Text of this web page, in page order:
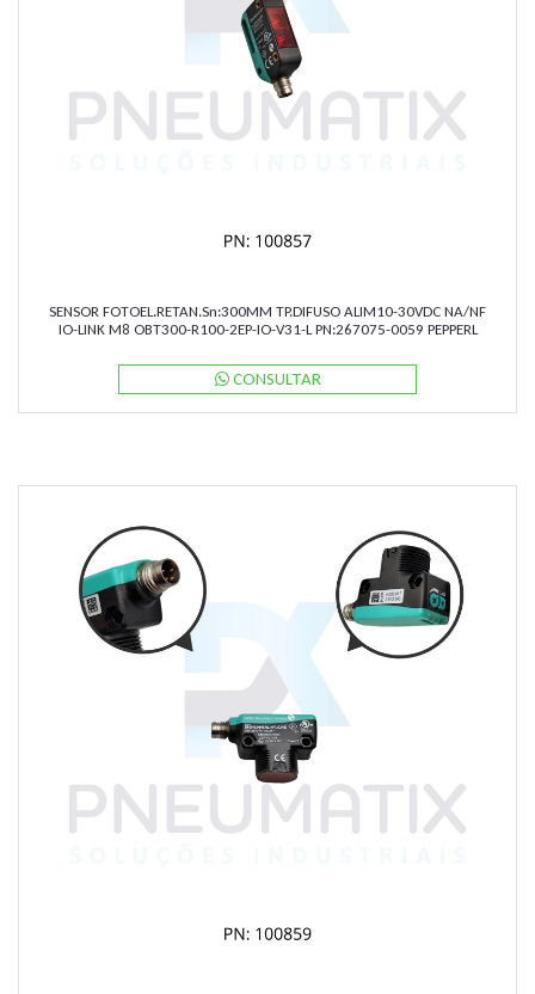
SENSOR FOTOEL.RETAN.Sn:300MM TP.DIFUSO ALIM10-30VDC NA/NF
IO-LINK M8 OBT300-R100-2EP-IO-V31-L PN:267075-0059 PEPPERL
CONSULTAR